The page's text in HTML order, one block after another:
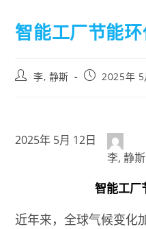
智能工厂节能
李, 静斯 2025年 5
2025年 5月 12日
李, 静斯
智能工厂
近年来，全球气候变化